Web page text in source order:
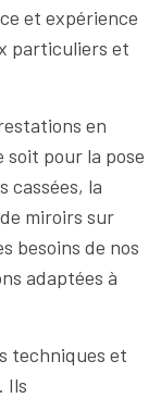
et expérience
particuliers et
en
soit pour la pose
cassées, la
miroirs sur
besoins de nos
adaptées à
techniques et
Ils